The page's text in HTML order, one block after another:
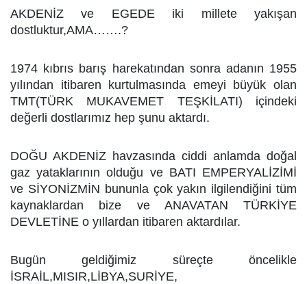
AKDENİZ ve EGEDE iki millete yakışan
dostluktur,AMA…….?
1974 kıbrıs barış harekatından sonra adanın 1955
yılından itibaren kurtulmasında emeyi büyük olan
TMT(TÜRK MUKAVEMET TEŞKİLATI) içindeki
değerli dostlarımız hep şunu aktardı.
DOĞU AKDENİZ havzasında ciddi anlamda doğal
gaz yataklarının olduğu ve BATI EMPERYALİZİMİ
ve SİYONİZMİN bununla çok yakın ilgilendiğini tüm
kaynaklardan bize ve ANAVATAN TÜRKİYE
DEVLETİNE o yıllardan itibaren aktardılar.
Bugün geldiğimiz süreçte öncelikle
İSRAİL,MISIR,LİBYA,SURİYE,